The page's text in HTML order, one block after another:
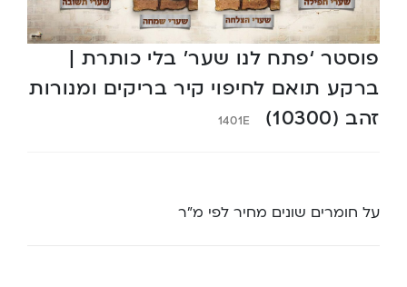
פוסטר ‘פתח לנו שער’ בלי כותרת |
ברקע תואם לחיפוי קיר בריקים ומנורות
זהב (10300)
1401E
על חומרים שונים מחיר לפי מ”ר